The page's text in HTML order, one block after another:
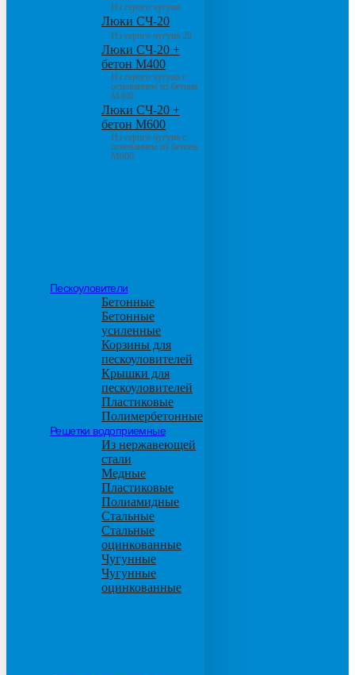
Из серого чугуна
Люки СЧ-20
Из серого чугуна 20
Люки СЧ-20 +
бетон М400
Из серого чугуна с
основанием из бетона
М400
Люки СЧ-20 +
бетон М600
Из серого чугуна с
основанием из бетона
М600
Пескоуловители
Бетонные
Бетонные
усиленные
Корзины для
пескоуловителей
Крышки для
пескоуловителей
Пластиковые
Полимербетонные
Решетки водоприемные
Из нержавеющей
стали
Медные
Пластиковые
Полиамидные
Стальные
Стальные
оцинкованные
Чугунные
Чугунные
оцинкованные